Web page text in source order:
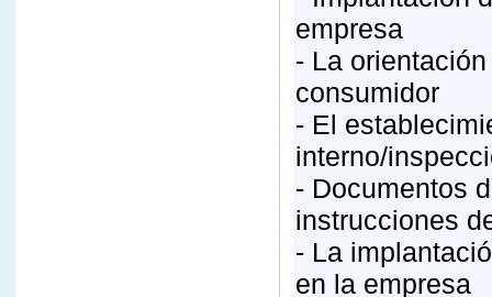
empresa
- La
consumidor
- El
interno/
- Documentos
instrucciones
- La
en la empresa